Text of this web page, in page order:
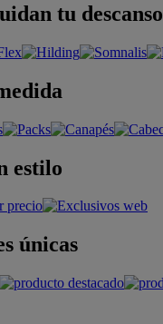
tu descanso
estilo
únicas